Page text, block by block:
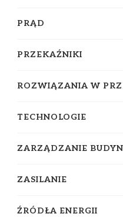
PRĄD
PRZEKAŹNIKI
ROZWIĄZANIA W
TECHNOLOGIE
ZARZĄDZANIE
ZASILANIE
ŹRÓDŁA ENERGII